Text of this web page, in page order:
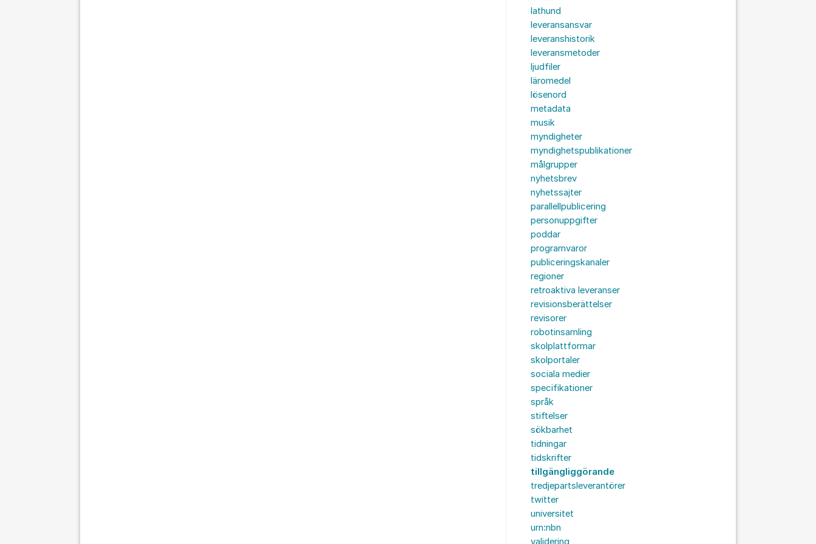
lathund
leveransansvar
leveranshistorik
leveransmetoder
ljudfiler
läromedel
lösenord
metadata
musik
myndigheter
myndighetspublikationer
målgrupper
nyhetsbrev
nyhetssajter
parallellpublicering
personuppgifter
poddar
programvaror
publiceringskanaler
regioner
retroaktiva leveranser
revisionsberättelser
revisorer
robotinsamling
skolplattformar
skolportaler
sociala medier
specifikationer
språk
stiftelser
sökbarhet
tidningar
tidskrifter
tillgängliggörande
tredjepartsleverantörer
twitter
universitet
urn:nbn
validering